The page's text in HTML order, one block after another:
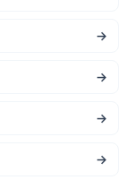
→
→
→
→